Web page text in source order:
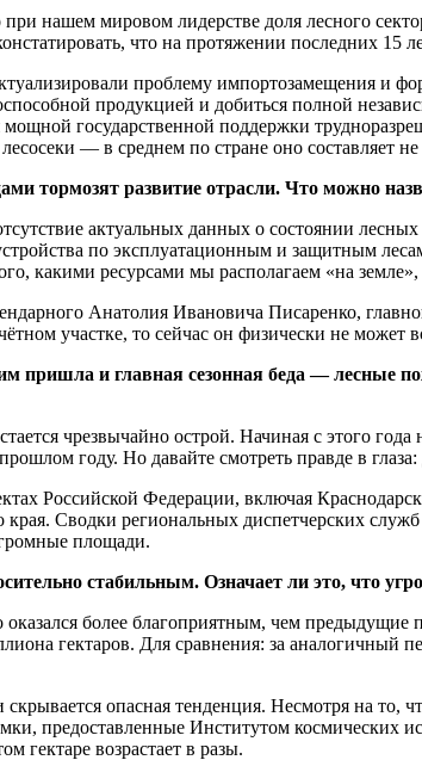
нашем мировом лидерстве доля лесного
что на протяжении последних
проблему импортозамещения и
продукцией и добиться полной
мощной государственной поддержки
— в среднем по стране оно составляет
тормозят развитие отрасли. Что можно
актуальных данных о состоянии
по эксплуатационным и защитным
какими ресурсами мы располагаем «на
Анатолия Ивановича Писаренко,
участке, то сейчас он физически не может
пришла и главная сезонная беда — лесные
чрезвычайно острой. Начиная с этого
году. Но давайте смотреть правде в
Российской Федерации, включая
Сводки региональных диспетчерских
площади.
стабильным. Означает ли это, что
более благоприятным, чем
гектаров. Для сравнения: за
опасная тенденция. Несмотря на то,
предоставленные Институтом
гектаре возрастает в разы.